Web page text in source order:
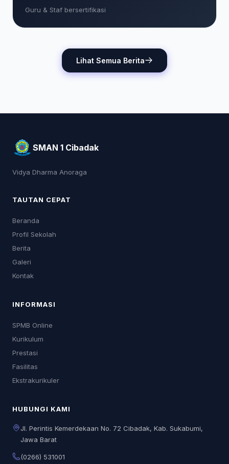
Guru & Staf bersertifikasi
Lihat Semua Berita
SMAN 1 Cibadak
Vidya Dharma Anoraga
TAUTAN CEPAT
Beranda
Profil Sekolah
Berita
Galeri
Kontak
INFORMASI
SPMB Online
Kurikulum
Prestasi
Fasilitas
Ekstrakurikuler
HUBUNGI KAMI
Jl. Perintis Kemerdekaan No. 72 Cibadak, Kab. Sukabumi,
Jawa Barat
(0266) 531001